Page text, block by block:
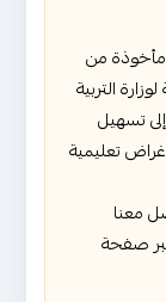
مأخوذة من
التربية
تسهيل
تعليمية
معنا
صفحة